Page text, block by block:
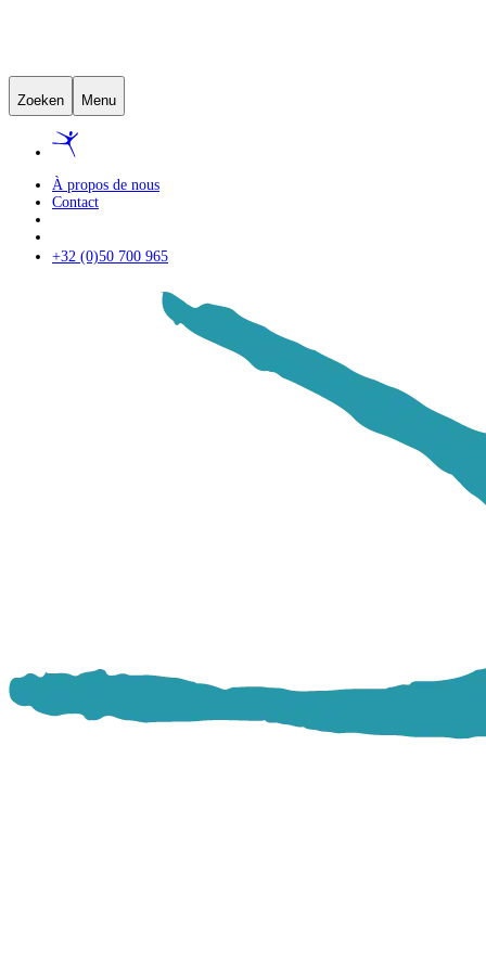
Zoeken Menu
À propos de nous
Contact
+32 (0)50 700 965